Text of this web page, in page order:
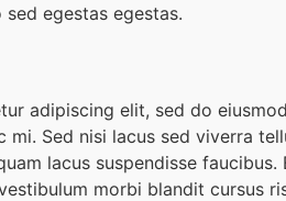
egestas egestas.
adipiscing elit, sed do
Sed nisi lacus sed viverra
lacus suspendisse
morbi blandit cursus